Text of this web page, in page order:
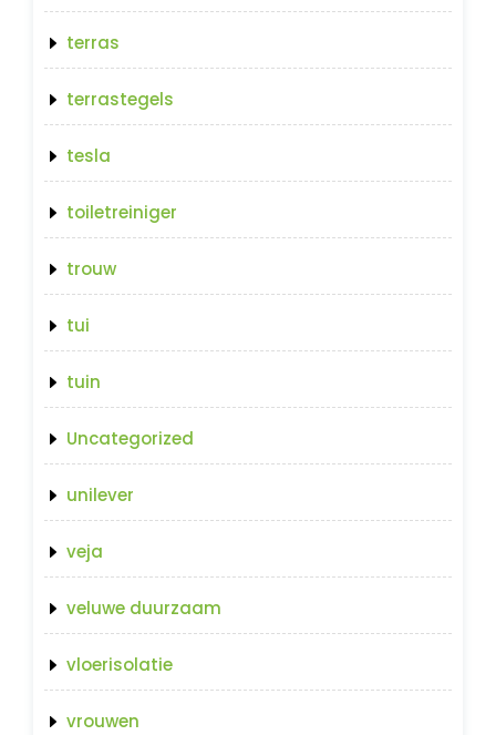
terras
terrastegels
tesla
toiletreiniger
trouw
tui
tuin
Uncategorized
unilever
veja
veluwe duurzaam
vloerisolatie
vrouwen